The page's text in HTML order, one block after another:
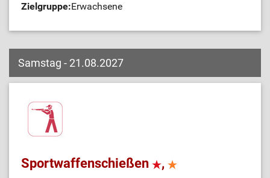
Zielgruppe:Erwachsene
Samstag - 21.08.2027
Sportwaffenschießen ,